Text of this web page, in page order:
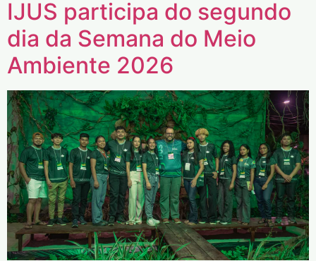
IJUS participa do segundo
dia da Semana do Meio
Ambiente 2026